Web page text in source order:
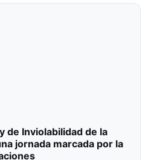
de Inviolabilidad de la
jornada marcada por la